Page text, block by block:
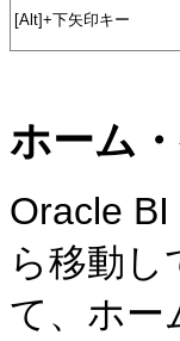
[Alt]+下矢印キー
ホーム
Oracle
ら移動
て、ホー